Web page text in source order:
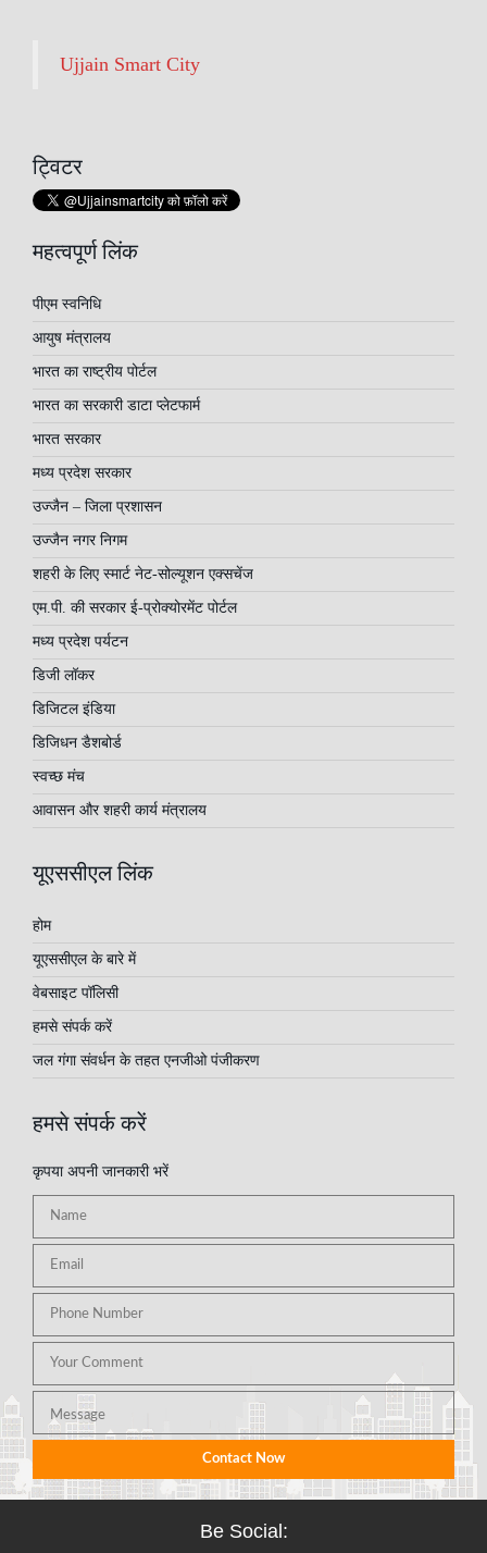
Ujjain Smart City
ट्विटर
महत्वपूर्ण लिंक
पीएम स्वनिधि
आयुष मंत्रालय
भारत का राष्ट्रीय पोर्टल
भारत का सरकारी डाटा प्लेटफार्म
भारत सरकार
मध्य प्रदेश सरकार
उज्जैन – जिला प्रशासन
उज्जैन नगर निगम
शहरी के लिए स्मार्ट नेट-सोल्यूशन एक्सचेंज
एम.पी. की सरकार ई-प्रोक्योरमेंट पोर्टल
मध्य प्रदेश पर्यटन
डिजी लॉकर
डिजिटल इंडिया
डिजिधन डैशबोर्ड
स्वच्छ मंच
आवासन और शहरी कार्य मंत्रालय
यूएससीएल लिंक
होम
यूएससीएल के बारे में
वेबसाइट पॉलिसी
हमसे संपर्क करें
जल गंगा संवर्धन के तहत एनजीओ पंजीकरण
हमसे संपर्क करें
कृपया अपनी जानकारी भरें
Be Social: